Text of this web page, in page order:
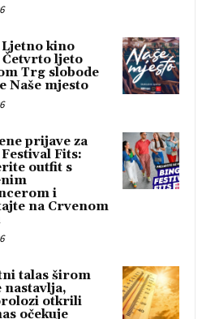
kino
Četvrto ljeto
Trg slobode
Naše mjesto
prijave za
Fits:
outfit s
i
na Crvenom
talas širom
nastavlja,
otkrili
očekuje